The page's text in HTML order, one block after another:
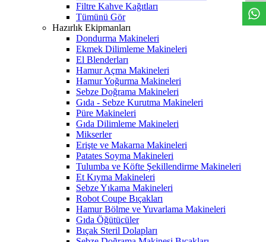
Filtre Kahve Kağıtları
Tümünü Gör
Hazırlık Ekipmanları
Dondurma Makineleri
Ekmek Dilimleme Makineleri
El Blenderları
Hamur Açma Makineleri
Hamur Yoğurma Makineleri
Sebze Doğrama Makineleri
Gıda - Sebze Kurutma Makineleri
Püre Makineleri
Gıda Dilimleme Makineleri
Mikserler
Erişte ve Makarna Makineleri
Patates Soyma Makineleri
Tulumba ve Köfte Şekillendirme Makineleri
Et Kıyma Makineleri
Sebze Yıkama Makineleri
Robot Coupe Bıçakları
Hamur Bölme ve Yuvarlama Makineleri
Gıda Öğütücüler
Bıçak Steril Dolapları